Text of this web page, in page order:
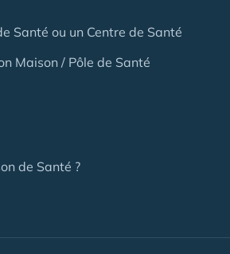
Santé ou un Centre de Santé
Maison / Pôle de Santé
de Santé ?